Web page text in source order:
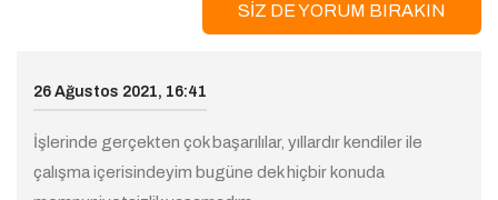
SİZ DE YORUM BIRAKIN
26 Ağustos 2021, 16:41
İşlerinde gerçekten çok başarılılar, yıllardır kendiler ile
çalışma içerisindeyim bugüne dek hiçbir konuda